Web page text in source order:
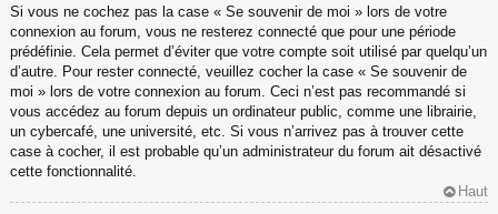
Si vous ne cochez pas la case « Se souvenir de moi » lors de votre
connexion au forum, vous ne resterez connecté que pour une période
prédéfinie. Cela permet d’éviter que votre compte soit utilisé par quelqu’un
d’autre. Pour rester connecté, veuillez cocher la case « Se souvenir de
moi » lors de votre connexion au forum. Ceci n’est pas recommandé si
vous accédez au forum depuis un ordinateur public, comme une librairie,
un cybercafé, une université, etc. Si vous n’arrivez pas à trouver cette
case à cocher, il est probable qu’un administrateur du forum ait désactivé
cette fonctionnalité.
Haut